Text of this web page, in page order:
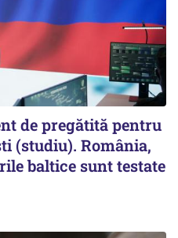
de pregătită pentru
(studiu). România,
baltice sunt testate